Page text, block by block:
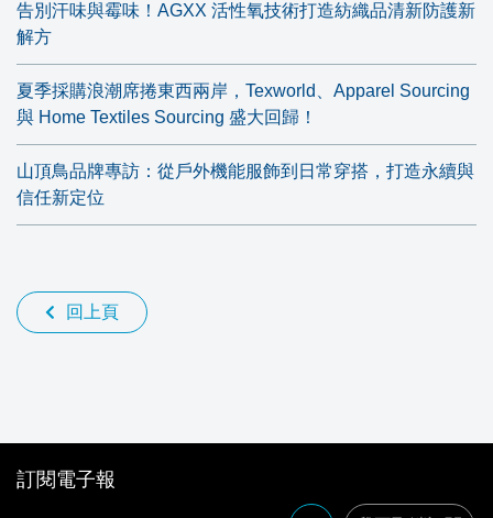
告別汗味與霉味！AGXX 活性氧技術打造紡織品清新防護新
解方
夏季採購浪潮席捲東西兩岸，Texworld、Apparel Sourcing
與 Home Textiles Sourcing 盛大回歸！
山頂鳥品牌專訪：從戶外機能服飾到日常穿搭，打造永續與
信任新定位
回上頁
訂閱電子報